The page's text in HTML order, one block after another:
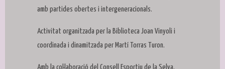
amb partides obertes i intergeneracionals.
Activitat organitzada per la Biblioteca Joan Vinyoli i
coordinada i dinamitzada per Martí Torras Turon.
Amb la col·laboració del Consell Esportiu de la Selva.